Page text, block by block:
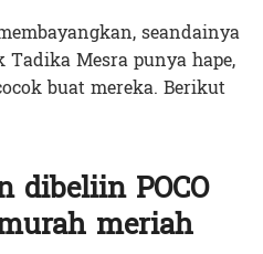
seandainya
Mesra punya hape,
buat mereka. Berikut
dibeliin POCO
meriah